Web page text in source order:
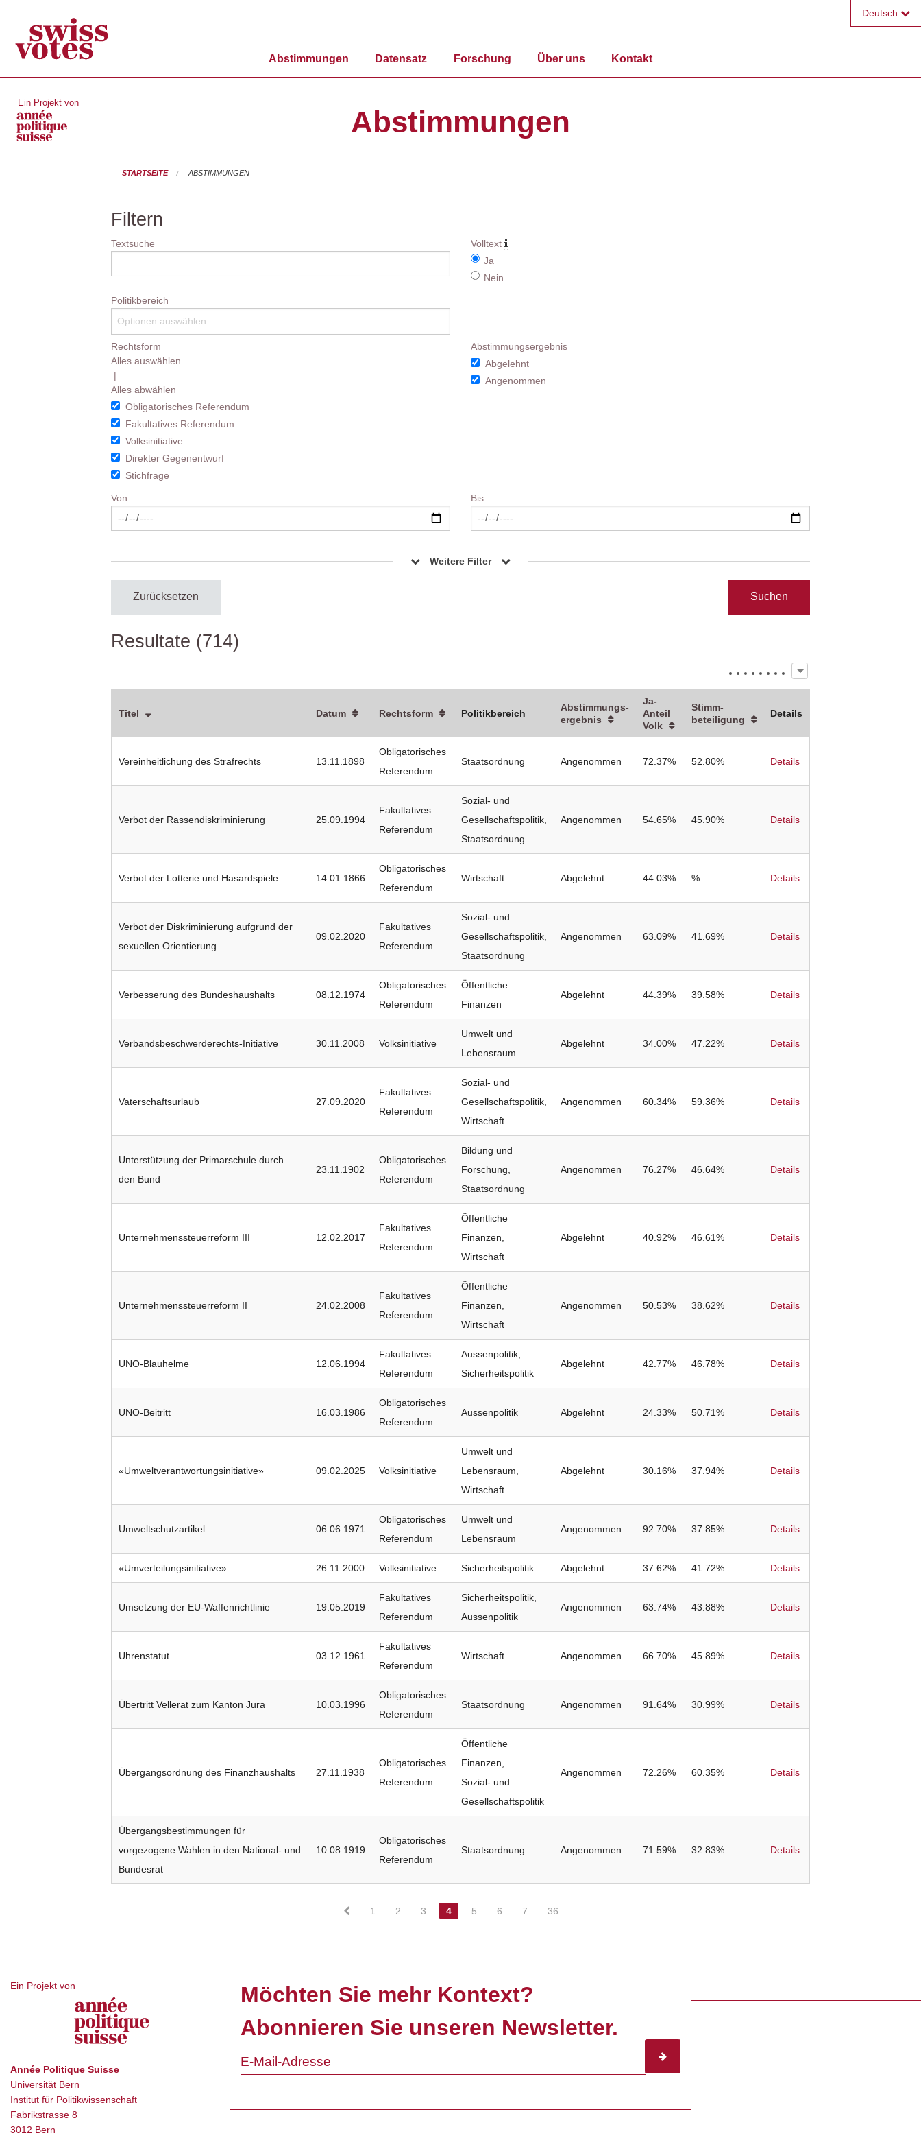
Abstimmungen Datensatz Forschung Über uns Kontakt
Deutsch
Ein Projekt von
Abstimmungen
STARTSEITE ABSTIMMUNGEN
Filtern
Textsuche
Volltext
Ja
Nein
Politikbereich
Rechtsform
Alles auswählen
|
Alles abwählen
Obligatorisches Referendum
Fakultatives Referendum
Volksinitiative
Direkter Gegenentwurf
Stichfrage
Abstimmungsergebnis
Abgelehnt
Angenommen
Von Bis
Weitere Filter
Zurücksetzen
Resultate (714)
Titel Datum Rechtsform Politikbereich
Abstimmungs­
ergebnis
Ja-
Anteil
Volk
Stimm­
beteiligung
Details
Vereinheitlichung des Strafrechts 13.11.1898
Obligatorisches
Referendum
Staatsordnung Angenommen 72.37% 52.80% Details
Verbot der Rassendiskriminierung 25.09.1994
Fakultatives
Referendum
Sozial- und
Gesellschaftspolitik,
Staatsordnung
Angenommen 54.65% 45.90% Details
Verbot der Lotterie und Hasardspiele 14.01.1866
Obligatorisches
Referendum
Wirtschaft Abgelehnt 44.03% % Details
Verbot der Diskriminierung aufgrund der
sexuellen Orientierung
09.02.2020
Fakultatives
Referendum
Sozial- und
Gesellschaftspolitik,
Staatsordnung
Angenommen 63.09% 41.69% Details
Verbesserung des Bundeshaushalts 08.12.1974
Obligatorisches
Referendum
Öffentliche
Finanzen
Abgelehnt 44.39% 39.58% Details
Verbandsbeschwerderechts-Initiative 30.11.2008 Volksinitiative
Umwelt und
Lebensraum
Abgelehnt 34.00% 47.22% Details
Vaterschaftsurlaub 27.09.2020
Fakultatives
Referendum
Sozial- und
Gesellschaftspolitik,
Wirtschaft
Angenommen 60.34% 59.36% Details
Unterstützung der Primarschule durch
den Bund
23.11.1902
Obligatorisches
Referendum
Bildung und
Forschung,
Staatsordnung
Angenommen 76.27% 46.64% Details
Unternehmenssteuerreform III 12.02.2017
Fakultatives
Referendum
Öffentliche
Finanzen,
Wirtschaft
Abgelehnt 40.92% 46.61% Details
Unternehmenssteuerreform II 24.02.2008
Fakultatives
Referendum
Öffentliche
Finanzen,
Wirtschaft
Angenommen 50.53% 38.62% Details
UNO-Blauhelme 12.06.1994
Fakultatives
Referendum
Aussenpolitik,
Sicherheitspolitik
Abgelehnt 42.77% 46.78% Details
UNO-Beitritt 16.03.1986
Obligatorisches
Referendum
Aussenpolitik Abgelehnt 24.33% 50.71% Details
«Umweltverantwortungsinitiative» 09.02.2025 Volksinitiative
Umwelt und
Lebensraum,
Wirtschaft
Abgelehnt 30.16% 37.94% Details
Umweltschutzartikel 06.06.1971
Obligatorisches
Referendum
Umwelt und
Lebensraum
Angenommen 92.70% 37.85% Details
«Umverteilungsinitiative» 26.11.2000 Volksinitiative Sicherheitspolitik Abgelehnt 37.62% 41.72% Details
Umsetzung der EU-Waffenrichtlinie 19.05.2019
Fakultatives
Referendum
Sicherheitspolitik,
Aussenpolitik
Angenommen 63.74% 43.88% Details
Uhrenstatut 03.12.1961
Fakultatives
Referendum
Wirtschaft Angenommen 66.70% 45.89% Details
Übertritt Vellerat zum Kanton Jura 10.03.1996
Obligatorisches
Referendum
Staatsordnung Angenommen 91.64% 30.99% Details
Übergangsordnung des Finanzhaushalts 27.11.1938
Obligatorisches
Referendum
Öffentliche
Finanzen,
Sozial- und
Gesellschaftspolitik
Angenommen 72.26% 60.35% Details
Übergangsbestimmungen für
vorgezogene Wahlen in den National- und
Bundesrat
10.08.1919
Obligatorisches
Referendum
Staatsordnung Angenommen 71.59% 32.83% Details
1 2 3 4 5 6 7 36
Ein Projekt von
Année Politique Suisse
Universität Bern
Institut für Politikwissenschaft
Fabrikstrasse 8
3012 Bern
Möchten Sie mehr Kontext?
Abonnieren Sie unseren Newsletter.